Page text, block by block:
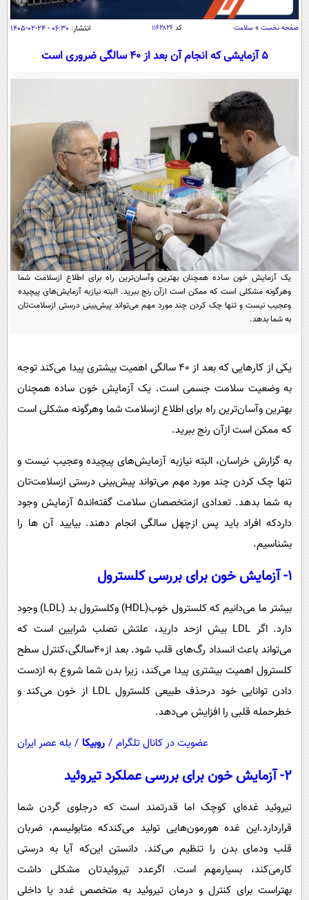
اقتصاد
اقتصادی
جامعه
سلامت
یک برش دانایی
محیط زیست
سفر و تفریح
ورزشی
فرهنگ و هنر
علم و دانش
فناوری و It
علمی
اخبار کریپتو
قرآن
گوناگون
سرگرمی
باشگاه مغز
مجله تصویری سلاح
فیلم
اقتصاد
ورزش
سیاست
گوناگون
حوادث
محیط زیست
فرهنگی
اجتماعی
سیاست خارجی
عصر ایران 2
خواندنی ها و دیدنی ها
داستان کوتاه
آشپزی
دانلود
آموزش زبان
صفحه نخست » سلامت کد۱۱۶۲۸۲۶ انتشار: ۰۶:۳۰ - ۲۴-۰۲-۱۴۰۵
۵ آزمایشی که انجام آن بعد از ۴۰ سالگی ضروری است
یک آزمایش خون ساده همچنان بهترین وآسان‌ترین راه برای اطلاع ازسلامت شما
وهرگونه مشکلی است که ممکن است ازآن رنج ببرید.‌ البته نیازبه آزمایش‌های پیچیده
وعجیب‌ نیست و تنها چک کردن چند مورد مهم می‌تواند پیش‌بینی درستی ازسلامت‌تان
به شما بدهد.
یکی از کارهایی که بعد از ۴۰ سالگی اهمیت بیشتری پیدا می‌کند توجه
به وضعیت سلامت جسمی است. یک آزمایش خون ساده همچنان
بهترین وآسان‌ترین راه برای اطلاع ازسلامت شما وهرگونه مشکلی است
که ممکن است ازآن رنج ببرید.‌
به گزارش خراسان، البته نیازبه آزمایش‌های پیچیده وعجیب‌ نیست و
تنها چک کردن چند مورد مهم می‌تواند پیش‌بینی درستی ازسلامت‌تان
به شما بدهد. تعدادی ازمتخصصان سلامت گفته‌اند۵ آزمایش وجود
داردکه افراد باید پس ازچهل سالگی انجام دهند. بیایید آن ها را
بشناسیم.
۱- آزمایش خون برای بررسی کلسترول
بیشتر ما می‌دانیم که کلسترول ‌خوب‌(HDL) وکلسترول ‌بد (LDL) وجود
دارد. ‌اگر LDL بیش ازحد دارید، علتش تصلب شرایین است که
می‌تواند باعث انسداد رگ‌های قلب شود. بعد از۴۰سالگی،کنترل سطح
کلسترول اهمیت بیشتری پیدا می‌کند، زیرا بدن شما شروع به ازدست
دادن توانایی خود درحذف طبیعی کلسترول LDL از خون می‌کند و
خطرحمله قلبی را افزایش می‌دهد.
عضویت در کانال تلگرام / روبیکا / بله عصر ایران
۲- آزمایش خون برای بررسی عملکرد تیروئید
تیروئید غده‌ای کوچک اما قدرتمند است که درجلوی گردن شما
قراردارد.این غده هورمون‌هایی تولید می‌کندکه متابولیسم، ضربان
قلب ودمای بدن را تنظیم می‌کند. دانستن این‌که آیا به درستی
کارمی‌کند، بسیارمهم است‌.‌ اگرعدد تیروئیدتان مشکلی داشت
بهتراست برای کنترل و درمان تیروئید به متخصص غدد یا داخلی